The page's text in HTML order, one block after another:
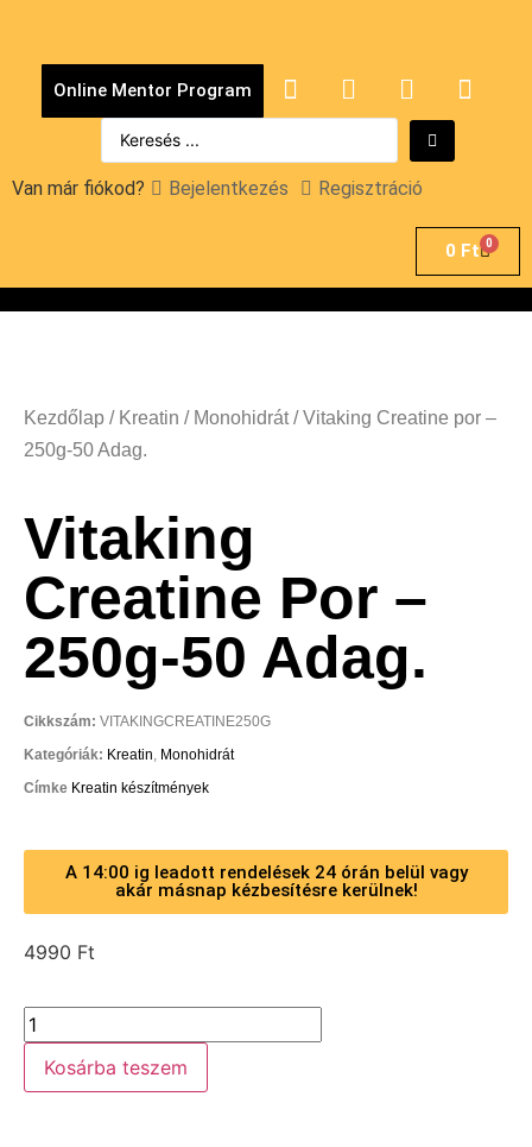
Online Mentor Program
Van már fiókod? Bejelentkezés Regisztráció
0 Ft 0
Kezdőlap / Kreatin / Monohidrát/ Vitaking Creatine por –
250g-50 Adag.
Vitaking
Creatine Por –
250g-50 Adag.
Cikkszám: VITAKINGCREATINE250G
Kategóriák: Kreatin, Monohidrát
Címke Kreatin készítmények
A 14:00 ig leadott rendelések 24 órán belül vagy
akár másnap kézbesítésre kerülnek!
4990 Ft
Kosárba teszem